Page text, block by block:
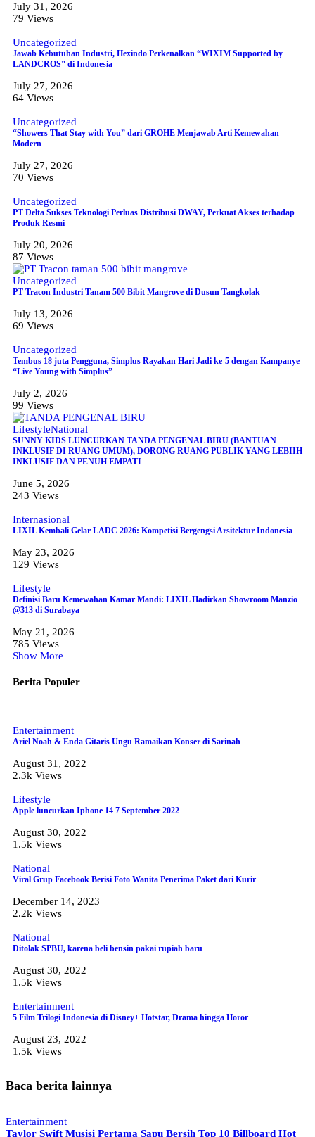
July 31, 2026
79 Views
Uncategorized
Jawab Kebutuhan Industri, Hexindo Perkenalkan “WIXIM Supported by
LANDCROS” di Indonesia
July 27, 2026
64 Views
Uncategorized
“Showers That Stay with You” dari GROHE Menjawab Arti Kemewahan
Modern
July 27, 2026
70 Views
Uncategorized
PT Delta Sukses Teknologi Perluas Distribusi DWAY, Perkuat Akses terhadap
Produk Resmi
July 20, 2026
87 Views
Uncategorized
PT Tracon Industri Tanam 500 Bibit Mangrove di Dusun Tangkolak
July 13, 2026
69 Views
Uncategorized
Tembus 18 juta Pengguna, Simplus Rayakan Hari Jadi ke-5 dengan Kampanye
“Live Young with Simplus”
July 2, 2026
99 Views
LifestyleNational
SUNNY KIDS LUNCURKAN TANDA PENGENAL BIRU (BANTUAN
INKLUSIF DI RUANG UMUM), DORONG RUANG PUBLIK YANG LEBIIH
INKLUSIF DAN PENUH EMPATI
June 5, 2026
243 Views
Internasional
LIXIL Kembali Gelar LADC 2026: Kompetisi Bergengsi Arsitektur Indonesia
May 23, 2026
129 Views
Lifestyle
Definisi Baru Kemewahan Kamar Mandi: LIXIL Hadirkan Showroom Manzio
@313 di Surabaya
May 21, 2026
785 Views
Show More
Berita Populer
Entertainment
Ariel Noah & Enda Gitaris Ungu Ramaikan Konser di Sarinah
August 31, 2022
2.3k Views
Lifestyle
Apple luncurkan Iphone 14 7 September 2022
August 30, 2022
1.5k Views
National
Viral Grup Facebook Berisi Foto Wanita Penerima Paket dari Kurir
December 14, 2023
2.2k Views
National
Ditolak SPBU, karena beli bensin pakai rupiah baru
August 30, 2022
1.5k Views
Entertainment
5 Film Trilogi Indonesia di Disney+ Hotstar, Drama hingga Horor
August 23, 2022
1.5k Views
Baca berita lainnya
Entertainment
Taylor Swift Musisi Pertama Sapu Bersih Top 10 Billboard Hot